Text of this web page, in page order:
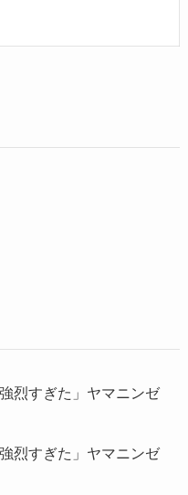
烈すぎた」ヤマニンゼ
烈すぎた」ヤマニンゼ